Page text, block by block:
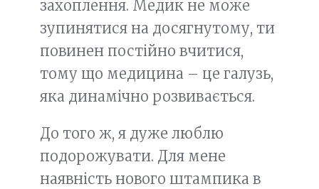
захоплення. Медик не може
зупинятися на досягнутому, ти
повинен постійно вчитися,
тому що медицина – це галузь,
яка динамічно розвивається.
До того ж, я дуже люблю
подорожувати. Для мене
наявність нового штампика в